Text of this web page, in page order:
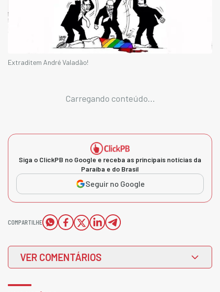
Extraditem André Valadão!
Carregando conteúdo...
Siga o ClickPB no Google e receba as principais notícias da
Paraíba e do Brasil
Seguir no Google
COMPARTILHE
VER COMENTÁRIOS